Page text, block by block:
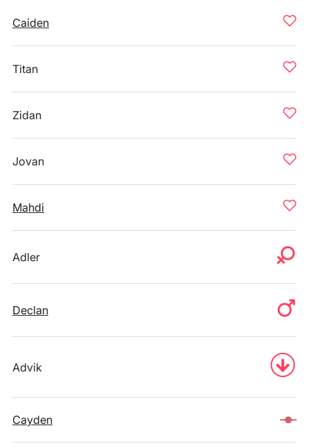
Caiden
Titan
Zidan
Jovan
Mahdi
Adler
Declan
Advik
Cayden